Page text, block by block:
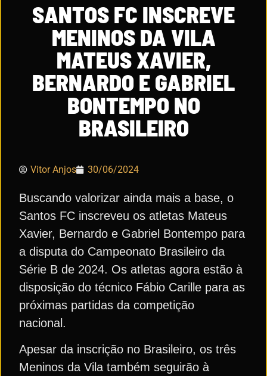
SANTOS FC INSCREVE
MENINOS DA VILA
MATEUS XAVIER,
BERNARDO E GABRIEL
BONTEMPO NO
BRASILEIRO
Vitor Anjos 30/06/2024
Buscando valorizar ainda mais a base, o
Santos FC inscreveu os atletas Mateus
Xavier, Bernardo e Gabriel Bontempo para
a disputa do Campeonato Brasileiro da
Série B de 2024. Os atletas agora estão à
disposição do técnico Fábio Carille para as
próximas partidas da competição
nacional.
Apesar da inscrição no Brasileiro, os três
Meninos da Vila também seguirão à